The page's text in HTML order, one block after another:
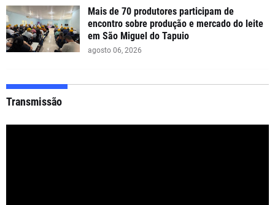
Mais de 70 produtores participam de
encontro sobre produção e mercado do leite
em São Miguel do Tapuio
agosto 06, 2026
Transmissão